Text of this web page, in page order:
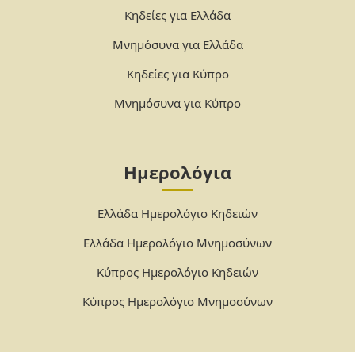
Κηδείες για Ελλάδα
Μνημόσυνα για Ελλάδα
Κηδείες για Κύπρο
Μνημόσυνα για Κύπρο
Ημερολόγια
Ελλάδα Ημερολόγιο Κηδειών
Ελλάδα Ημερολόγιο Μνημοσύνων
Κύπρος Ημερολόγιο Κηδειών
Κύπρος Ημερολόγιο Μνημοσύνων